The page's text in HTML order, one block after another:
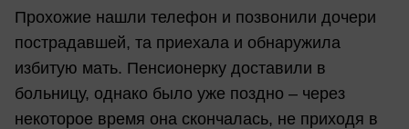
Прохожие нашли телефон и позвонили дочери
пострадавшей, та приехала и обнаружила
избитую мать. Пенсионерку доставили в
больницу, однако было уже поздно – через
некоторое время она скончалась, не приходя в